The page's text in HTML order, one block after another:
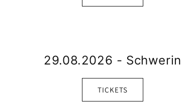
29.08.2026 - Schwerin
TICKETS